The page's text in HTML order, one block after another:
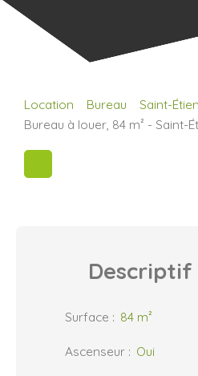
Location Bureau
Saint-
Bureau à louer, 84 m² - Saint-
Descriptif
Surface : 84 m²
Ascenseur : Oui